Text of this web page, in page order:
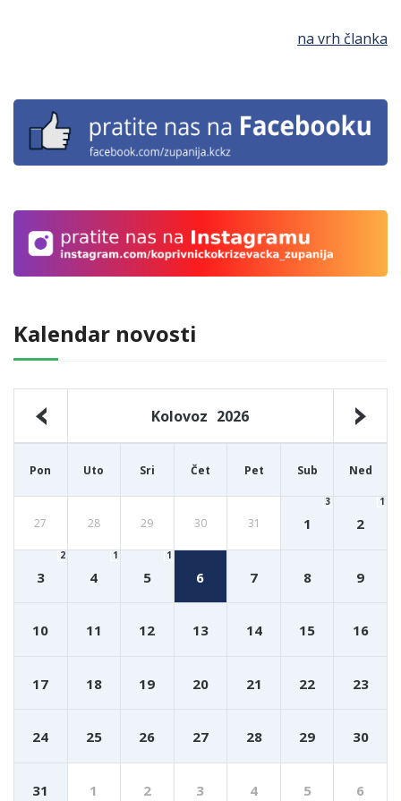
Kalendar novosti
Kolovoz 2026
Pon Uto Sri Čet Pet Sub Ned
27 28 29 30 31 1
3
2
1
3
2
4
1
5
1
6 7 8 9
10 11 12 13 14 15 16
17 18 19 20 21 22 23
24 25 26 27 28 29 30
31 1 2 3 4 5 6
na vrh članka